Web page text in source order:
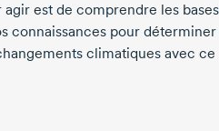
est de comprendre les
connaissances pour déterminer
climatiques avec